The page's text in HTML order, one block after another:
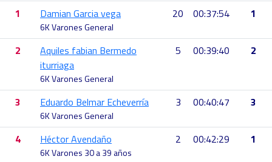
1
Damian Garcia vega
6K Varones General
20 00:37:54 1
2
Aquiles fabian Bermedo
iturriaga
6K Varones General
5 00:39:40 2
3 Eduardo Belmar Echeverría
6K Varones General
3 00:40:47 3
4 Héctor Avendaño
6K Varones 30 a 39 años
2 00:42:29 1